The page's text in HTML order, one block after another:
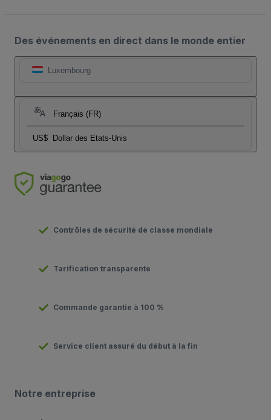
Des événements en direct dans le monde entier
Luxembourg
Français (FR)
US$ Dollar des Etats-Unis
Contrôles de sécurité de classe mondiale
Tarification transparente
Commande garantie à 100 %
Service client assuré du début à la fin
Notre entreprise